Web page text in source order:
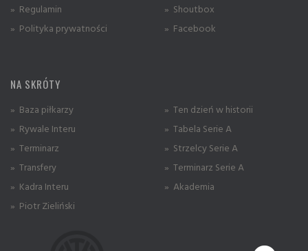
» Regulamin
» Polityka prywatności
» Shoutbox
» Facebook
NA SKRÓTY
» Baza piłkarzy
» Rywale Interu
» Terminarz
» Transfery
» Kadra Interu
» Piotr Zieliński
» Ten dzień w historii
» Tabela Serie A
» Strzelcy Serie A
» Terminarz Serie A
» Akademia